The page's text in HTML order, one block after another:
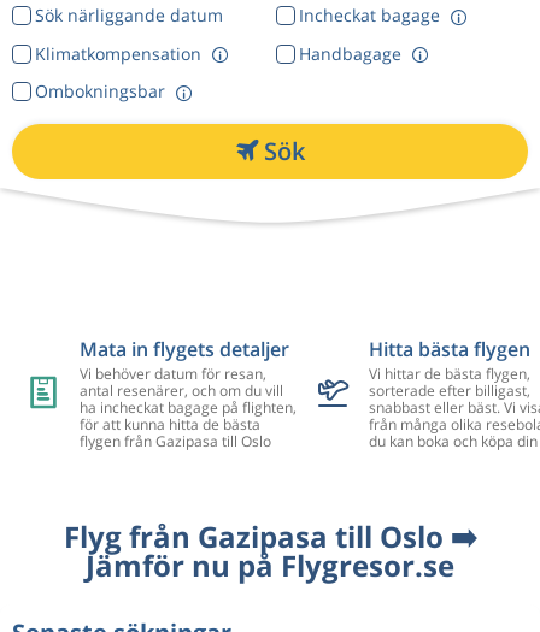
Sök närliggande datum
Incheckat bagage
Klimatkompensation
Ombokningsbar
Handbagage
Sök
Mata in flygets detaljer
Vi behöver datum för resan,
antal resenärer, och om du vill
ha incheckat bagage på flighten,
för att kunna hitta de bästa
flygen från Gazipasa till Oslo
Hitta bästa flygen
Vi hittar de bästa flygen,
sorterade efter billigast,
snabbast eller bäst. Vi
från många olika
du kan boka och köpa
Flyg från Gazipasa till Oslo ➡️
Jämför nu på Flygresor.se